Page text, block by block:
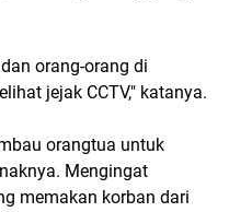
orang-orang di
jejak CCTV," katanya.
orangtua untuk
Mengingat
memakan korban dari